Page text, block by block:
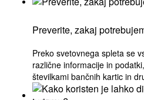
Preverite, zakaj
Preko svetovnega spleta se
različne informacije in
številkami bančnih kartic in